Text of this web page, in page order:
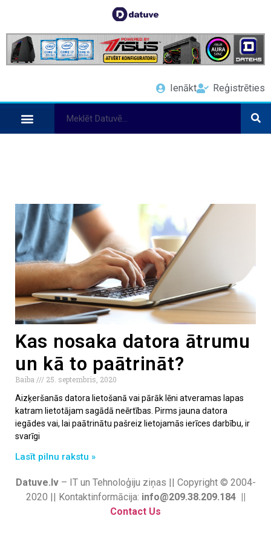
Ienākt Reģistrēties
Kas nosaka datora ātrumu
un kā to paātrināt?
Baiba
25. septembris, 2020
Aizķeršanās datora lietošanā vai pārāk lēni atveramas lapas
katram lietotājam sagādā neērtības. Pirms jauna datora
iegādes vai, lai paātrinātu pašreiz lietojamās ierīces darbību, ir
svarīgi
Lasīt pilnu rakstu »
Datuve.lv– IT un Tehnoloģiju ziņas || Copyright © 2004-
2020 || Kontaktinformācija: info@209.38.209.184 ||
Contact Us